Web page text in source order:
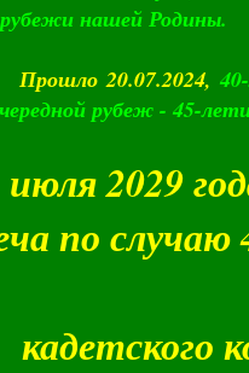
нашей Родины.
Прошло 20.07.2024,
рубеж - 45-
июля 2029
по
кадетского